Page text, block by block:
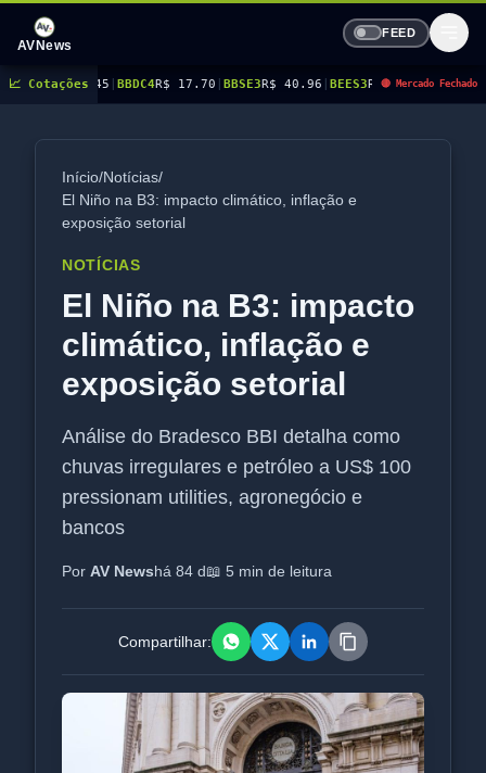
AVNews
FEED
📈 Cotações
R$ 17.70 |BBSE3R$ 40.96|BEES3R$ 8.77|BEES4R$ 9.03 |BMGB4R$
🔴 Mercado Fechado
Início/Notícias/
El Niño na B3: impacto climático, inflação e
exposição setorial
NOTÍCIAS
El Niño na B3: impacto
climático, inflação e
exposição setorial
Análise do Bradesco BBI detalha como
chuvas irregulares e petróleo a US$ 100
pressionam utilities, agronegócio e
bancos
Por AV Newshá 84 d📖 5 min de leitura
Compartilhar: